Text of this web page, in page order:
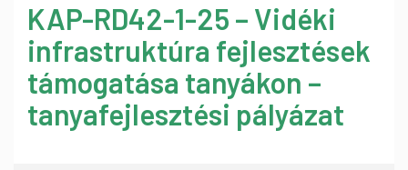
KAP-RD42-1-25 – Vidéki
infrastruktúra fejlesztések
támogatása tanyákon –
tanyafejlesztési pályázat